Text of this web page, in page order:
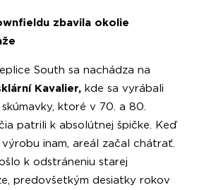
zbavila okolie
South sa nachádza na
Kavalier, kde sa vyrábali
ktoré v 70. a 80.
patrili k absolútnej špičke. Keď
inam, areál začal chátrať.
k odstráneniu starej
predovšetkým desiatky rokov